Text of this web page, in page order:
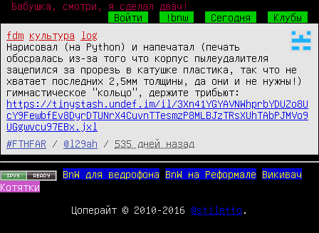
Бабушка, смотри, я сделал двач!
Войти
!bnw Сегодня
Клубы
fdm культура
log
Нарисовал (на Python) и напечатал (печать
обосралась из-за того что корпус пылеудалителя
зацепился за прорезь в катушке пластика, так что не
хватает последних 2,5мм толщины, да они и не нужны!)
https://tinystash.undef.im/il/3Xn41YGYAVNWhprbYDUZo8U
cY9FewbfEv8DyrDTUNrX4CuvnTTesmzP8MLBJzTRsXUhTAbPJMVo9
UGgwvcu97EBx.jxl
#FTHFAR
/ @l29ah / 535 дней назад
BnW для ведрофона BnW на Реформале
Викивач
Котятки
Цоперайт © 2010-2016 @stiletto